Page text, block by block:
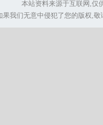
本站资料来源于互联网,仅
果我们无意中侵犯了您的版权,